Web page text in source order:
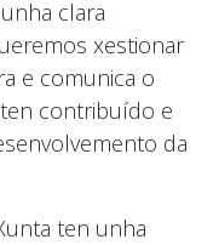
clara
xestionar
e comunica o
contribuído e
da
ten unha